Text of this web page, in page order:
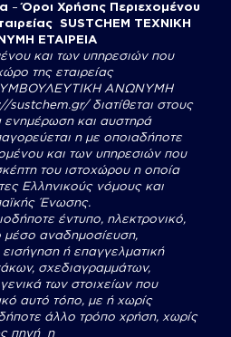
–Όροι Χρήσης Περιεχομένου
SUSTCHEM ΤΕΧΝΙΚΗ
ΕΤΑΙΡΕΙΑ
και των υπηρεσιών που
της εταιρείας
ΑΝΩΝΥΜΗ
sustchem.gr/διατίθεται στους
ενημέρωση και αυστηρά
η με οποιαδήποτε
και των υπηρεσιών που
του ιστοχώρου η οποία
Ελληνικούς νόμους και
Ένωσης.
έντυπο, ηλεκτρονικό,
μέσο αναδημοσίευση,
ή επαγγελματική
σχεδιαγραμμάτων,
των στοιχείων που
αυτό τόπο, με ή χωρίς
άλλο τρόπο χρήση, χωρίς
πηγή η